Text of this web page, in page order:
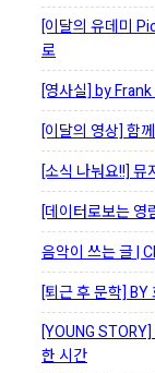
[이달의 유데미
로
[영사실] by
[이달의 영상] 함
[소식 나눠요!!] 뮤
[데이터로보는 영
음악이 쓰는 글 |
[퇴근 후 문학]
[YOUNG
한 시간